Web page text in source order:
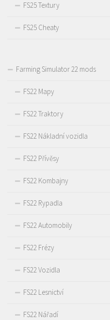
FS25 Textury
FS25 Cheaty
Farming Simulator 22 mods
FS22 Mapy
FS22 Traktory
FS22 Nákladní vozidla
FS22 Přívěsy
FS22 Kombajny
FS22 Rypadla
FS22 Automobily
FS22 Frézy
FS22 Vozidla
FS22 Lesnictví
FS22 Nářadí